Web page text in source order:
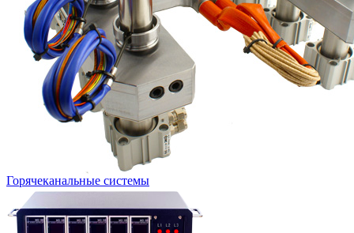
Горячеканальные системы